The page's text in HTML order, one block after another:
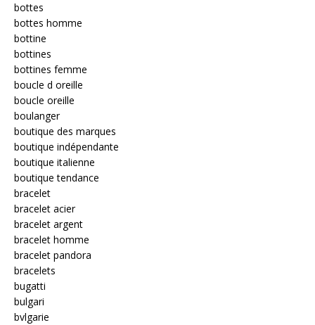
bottes
bottes homme
bottine
bottines
bottines femme
boucle d oreille
boucle oreille
boulanger
boutique des marques
boutique indépendante
boutique italienne
boutique tendance
bracelet
bracelet acier
bracelet argent
bracelet homme
bracelet pandora
bracelets
bugatti
bulgari
bvlgarie